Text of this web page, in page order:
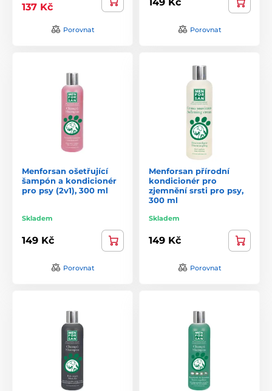
137 Kč
Porovnat Porovnat
Menforsan ošetřující
šampón a kondicionér
pro psy (2v1), 300 ml
Skladem
149 Kč
Porovnat
Menforsan přírodní
kondicionér pro
zjemnění srsti pro psy,
300 ml
Skladem
149 Kč
Porovnat